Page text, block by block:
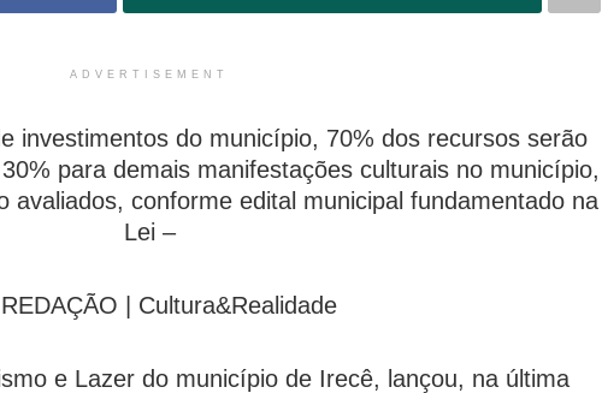
ADVERTISEMENT
investimentos do município, 70% dos recursos serão
para demais manifestações culturais no município,
avaliados, conforme edital municipal fundamentado na
Lei –
| Cultura&Realidade
e Lazer do município de Irecê, lançou, na última